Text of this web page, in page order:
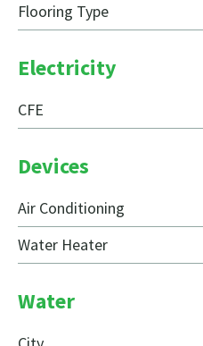
Flooring Type
Electricity
CFE
Devices
Air Conditioning
Water Heater
Water